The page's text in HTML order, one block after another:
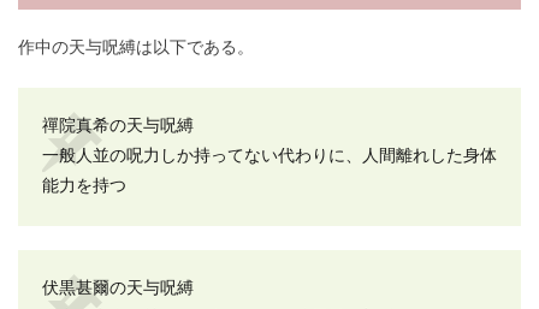
作中の天与呪縛は以下である。
禪院真希の天与呪縛
一般人並の呪力しか持ってない代わりに、人間離れした身体
能力を持つ
伏黒甚爾の天与呪縛